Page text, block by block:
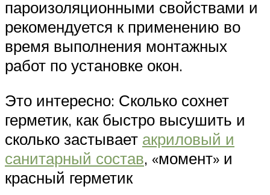
пароизоляционными свойствами и
рекомендуется к применению во
время выполнения монтажных
работ по установке окон.
Это интересно: Сколько сохнет
герметик, как быстро высушить и
сколько застывает акриловый и
санитарный состав, «момент» и
красный герметик